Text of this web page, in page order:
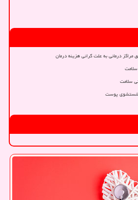
درمانی به علت گرانی هزینه درمان
سلامت
شستشوی پوست